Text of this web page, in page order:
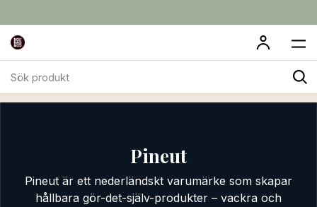
produktPineut
Pineut
Pineut är ett nederländskt varumärke som skapar
hållbara gör-det-själv-produkter – vackra och